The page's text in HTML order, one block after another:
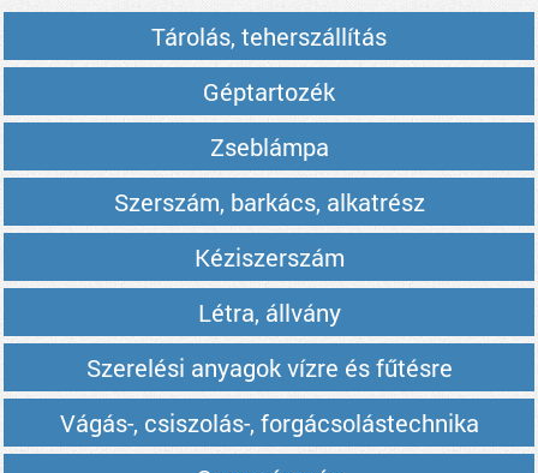
Tárolás, teherszállítás
Géptartozék
Zseblámpa
Szerszám, barkács, alkatrész
Kéziszerszám
Létra, állvány
Szerelési anyagok vízre és fűtésre
Vágás-, csiszolás-, forgácsolástechnika